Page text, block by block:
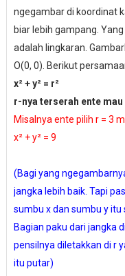
ngegambar di koordinat
biar lebih gampang.
adalah lingkaran.
O(0, 0). Berikut
x² + y² = r²
r-nya terserah ente mau
Misalnya ente pilih r = 3
x² + y² = 9
(Bagi yang
jangka lebih baik. Tapi
sumbu x dan sumbu y itu
Bagian paku dari jangka
pensilnya diletakkan di r
itu putar)